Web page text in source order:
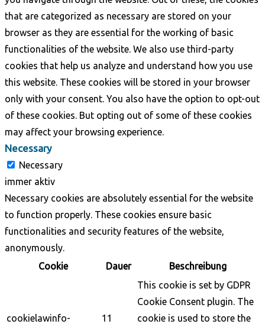
that are categorized as necessary are stored on your
browser as they are essential for the working of basic
functionalities of the website. We also use third-party
cookies that help us analyze and understand how you use
this website. These cookies will be stored in your browser
only with your consent. You also have the option to opt-out
of these cookies. But opting out of some of these cookies
may affect your browsing experience.
Necessary
Necessary
immer aktiv
Necessary cookies are absolutely essential for the website
to function properly. These cookies ensure basic
functionalities and security features of the website,
anonymously.
Cookie
Dauer Beschreibung
cookielawinfo-
11
This cookie is set by GDPR
Cookie Consent plugin. The
cookie is used to store the